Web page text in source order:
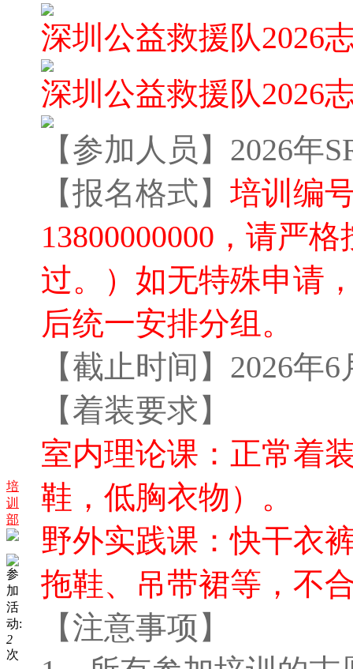
培
训
部
参
加
活
动:
2
次
深圳公益救援队2026
深圳公益救援队2026
【参加人员】2026年
【报名格式】 培训编
13800000000，请严
过。）如无特殊申请
后统一安排分组。
【截止时间】2026年
【着装要求】
室内理论课：正常着
鞋，低胸衣物）。
野外实践课：快干衣
拖鞋、吊带裙等，不
【注意事项】